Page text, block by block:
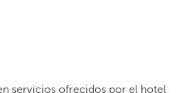
servicios ofrecidos por el hotel